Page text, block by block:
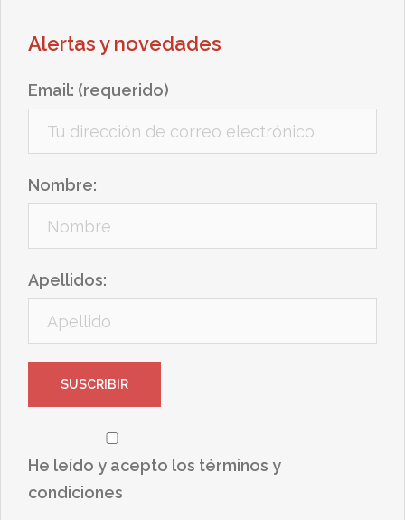
Alertas y novedades
Email: (requerido)
Nombre:
Apellidos:
He leído y acepto los términos y
condiciones